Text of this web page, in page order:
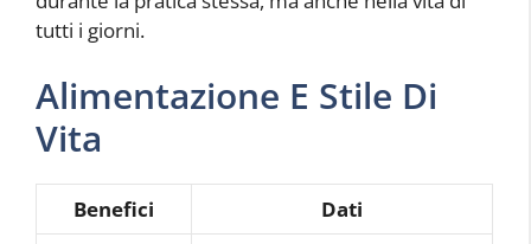
tutti i giorni.
Alimentazione E Stile Di
Vita
Benefici Dati